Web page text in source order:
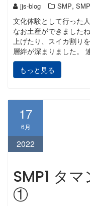
jjs-blog SMP,
文化体験として行った
なお土産ができました
上げたり、スイカ割り
層絆が深まりました。
もっと見る
17
6月
2022
SMP1 タ
①